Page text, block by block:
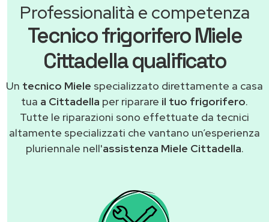
Professionalità e competenza
Tecnico frigorifero Miele
Cittadella qualificato
Un tecnico Miele specializzato direttamente a casa
tua a Cittadella per riparare il tuo frigorifero.
Tutte le riparazioni sono effettuate da tecnici
altamente specializzati che vantano un’esperienza
pluriennale nell'assistenza Miele Cittadella.